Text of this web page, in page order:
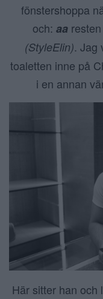
fönstershoppa
och: aa
(StyleElin). Jag
toaletten inne på
i en annan
Här sitter han och